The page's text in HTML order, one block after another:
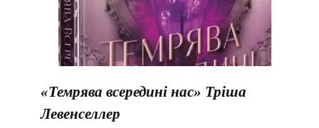
«Темрява всередині нас» Тріша
Левенселлер